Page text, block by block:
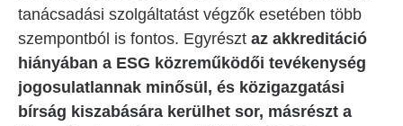
tanácsadási szolgáltatást végzők esetében több
szempontból is fontos. Egyrészt az akkreditáció
hiányában a ESG közreműködői tevékenység
jogosulatlannak minősül, és közigazgatási
bírság kiszabására kerülhet sor, másrészt a